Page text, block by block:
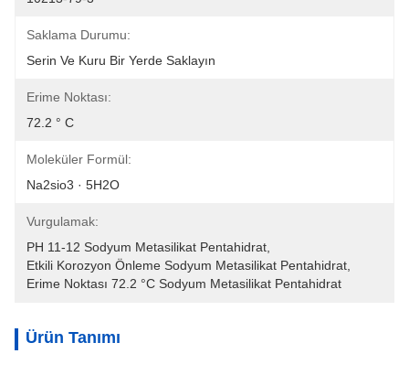
Saklama Durumu:
Serin Ve Kuru Bir Yerde Saklayın
Erime Noktası:
72.2 ° C
Moleküler Formül:
Na2sio3 · 5H2O
Vurgulamak:
PH 11-12 Sodyum Metasilikat Pentahidrat
Etkili Korozyon Önleme Sodyum Metasilikat Pentahidrat
Erime Noktası 72.2 °C Sodyum Metasilikat Pentahidrat
Ürün Tanımı